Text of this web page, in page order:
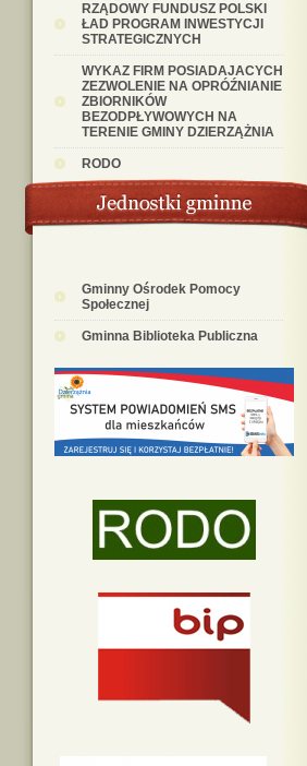
RZĄDOWY FUNDUSZ POLSKI
ŁAD PROGRAM INWESTYCJI
STRATEGICZNYCH
WYKAZ FIRM POSIADAJACYCH
ZEZWOLENIE NA OPRÓŹNIANIE
ZBIORNIKÓW
BEZODPŁYWOWYCH NA
TERENIE GMINY DZIERZĄŻNIA
RODO
Gminny Ośrodek Pomocy
Społecznej
Gminna Biblioteka Publiczna